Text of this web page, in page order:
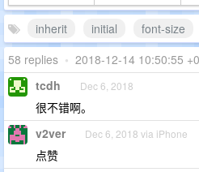
inherit initial font-size
58 replies • 2018-12-14 10:50:55
tcdh Dec 6, 2018
很不错啊。
v2ver Dec 6, 2018 via iPhone
点赞